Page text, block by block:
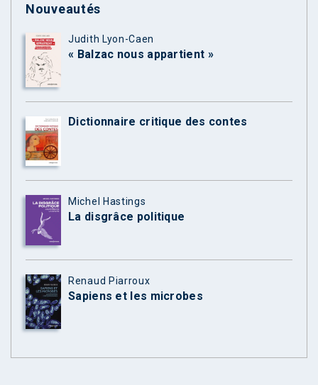
Nouveautés
Judith Lyon-Caen
« Balzac nous appartient »
Dictionnaire critique des contes
Michel Hastings
La disgrâce politique
Renaud Piarroux
Sapiens et les microbes